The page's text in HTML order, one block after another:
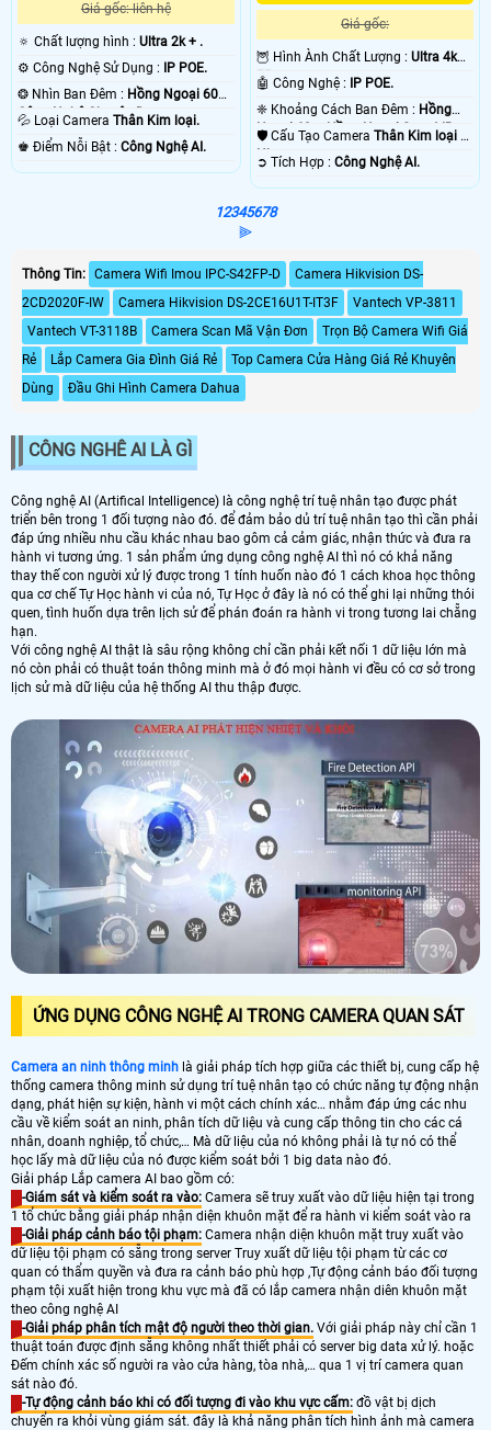
Giá gốc: liên hệ
🔅 Chất lượng hình : Ultra 2k + .
⚙ Công Nghệ Sử Dụng :
IP POE.
❂ Nhìn Ban Đêm : Hồng Ngoại 60m
Công Nghệ Chuyên Dụng.
💦 Loại Camera Thân Kim loại.
️♚ Điểm Nỗi Bật : Công Nghệ AI.
Giá gốc:
🦉 Hình Ành Chất Lượng :Ultra 4k
👍🏾 .
🤖️ Công Nghệ :
IP POE.
❈ Khoảng Cách Ban Đêm : Hồng
Ngoại 60m Hồng Ngoại Smart IR.
🛡 Cấu Tạo CameraThân Kim loại +
Nhựa.
️➲ Tích Hợp :Công Nghệ AI.
12345678
⫸
Thông Tin: Camera Wifi Imou IPC-S42FP-D
Camera Hikvision DS-
2CD2020F-IW
Camera Hikvision DS-2CE16U1T-IT3F
Vantech VP-3811
Vantech VT-3118B
Camera Scan Mã Vận Đơn
Trọn Bộ Camera Wifi Giá
Rẻ
Lắp Camera Gia Đình Giá Rẻ
Top Camera Cửa Hàng Giá Rẻ Khuyên
Dùng
Đầu Ghi Hình Camera Dahua
CÔNG NGHÊ AI LÀ GÌ
Công nghệ AI (Artifical Intelligence) là công nghệ trí tuệ nhân tạo được phát
triển bên trong 1 đối tượng nào đó. để đảm bảo dủ trí tuệ nhân tạo thì cần phải
đáp ứng nhiều nhu cầu khác nhau bao gôm cả cảm giác, nhận thức và đưa ra
hành vi tương ứng. 1 sản phẩm ứng dụng công nghệ AI thì nó có khả năng
thay thế con người xử lý được trong 1 tính huốn nào đó 1 cách khoa học thông
qua cơ chế Tự Học hành vi của nó, Tự Học ở đây là nó có thể ghi lại những thói
quen, tình huốn dựa trên lịch sử để phán đoán ra hành vi trong tương lai chẵng
hạn.
Với công nghệ AI thật là sâu rộng không chỉ cần phải kết nối 1 dữ liệu lớn mà
nó còn phải có thuật toán thông minh mà ở đó mọi hành vi đều có cơ sở trong
lịch sử mà dữ liệu của hệ thống AI thu thập được.
ỨNG DỤNG CÔNG NGHỆ AI TRONG CAMERA QUAN SÁT
Camera an ninh thông minh là giải pháp tích hợp giữa các thiết bị, cung cấp hệ
thống camera thông minh sử dụng trí tuệ nhân tạo có chức năng tự động nhận
dạng, phát hiện sự kiện, hành vi một cách chính xác… nhằm đáp ứng các nhu
cầu về kiểm soát an ninh, phân tích dữ liệu và cung cấp thông tin cho các cá
nhân, doanh nghiệp, tổ chức,… Mà dữ liệu của nó không phải là tự nó có thể
học lấy mà dữ liệu của nó được kiểm soát bởi 1 big data nào đó.
Giải pháp Lắp camera AI bao gồm có:
-Giám sát và kiểm soát ra vào: Camera sẽ truy xuất vào dữ liệu hiện tại trong
1 tổ chức bằng giải pháp nhận diện khuôn mặt để ra hành vi kiểm soát vào ra
-Giải pháp cảnh báo tội phạm: Camera nhận diện khuôn mặt truy xuất vào
dữ liệu tội phạm có sẵng trong server Truy xuất dữ liệu tội phạm từ các cơ
quan có thẩm quyền và đưa ra cảnh báo phù hợp ,Tự động cảnh báo đối tượng
phạm tội xuất hiện trong khu vực mà đã có lắp camera nhận diên khuôn mặt
theo công nghệ AI
-Giải pháp phân tích mật độ người theo thời gian. Với giải pháp này chỉ cần 1
thuật toán được định sẵng không nhất thiết phải có server big data xử lý. hoặc
Đếm chính xác số người ra vào cửa hàng, tòa nhà,… qua 1 vị trí camera quan
sát nào đó.
-Tự động cảnh báo khi có đối tượng đi vào khu vực cấm: đồ vật bị dịch
chuyển ra khỏi vùng giám sát. đây là khả năng phân tích hình ảnh mà camera